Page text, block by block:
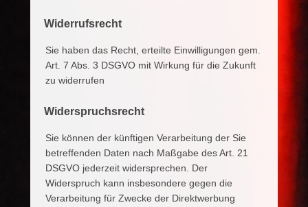
Widerrufsrecht
Sie haben das Recht, erteilte Einwilligungen gem.
Art. 7 Abs. 3 DSGVO mit Wirkung für die Zukunft
zu widerrufen
Widerspruchsrecht
Sie können der künftigen Verarbeitung der Sie
betreffenden Daten nach Maßgabe des Art. 21
DSGVO jederzeit widersprechen. Der
Widerspruch kann insbesondere gegen die
Verarbeitung für Zwecke der Direktwerbung